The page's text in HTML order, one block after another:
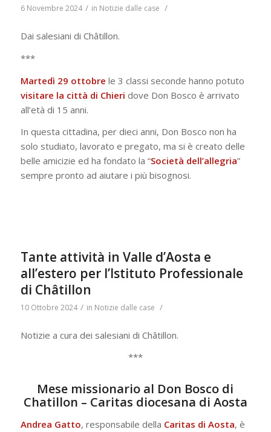
6 Novembre 2024 / in Notizie dalle case /
Dai salesiani di Châtillon.
***
Martedì 29 ottobre le 3 classi seconde hanno potuto
visitare la città di Chieri dove Don Bosco è arrivato
all’età di 15 anni.
In questa cittadina, per dieci anni, Don Bosco non ha
solo studiato, lavorato e pregato, ma si è creato delle
belle amicizie ed ha fondato la “Società dell’allegria”
sempre pronto ad aiutare i più bisognosi.
Tante attività in Valle d’Aosta e
all’estero per l’Istituto Professionale
di Châtillon
10 Ottobre 2024 / in Notizie dalle case /
Notizie a cura dei salesiani di Châtillon.
***
Mese missionario al Don Bosco di
Chatillon – Caritas diocesana di Aosta
Andrea Gatto, responsabile della Caritas di Aosta, è